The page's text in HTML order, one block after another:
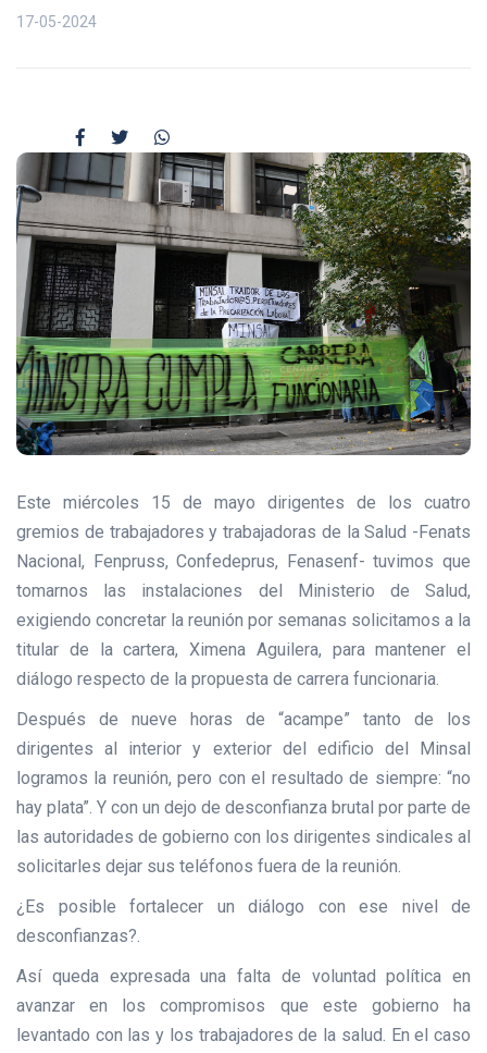
17-05-2024
Este miércoles 15 de mayo dirigentes de los cuatro
gremios de trabajadores y trabajadoras de la Salud -Fenats
Nacional, Fenpruss, Confedeprus, Fenasenf- tuvimos que
tomarnos las instalaciones del Ministerio de Salud,
exigiendo concretar la reunión por semanas solicitamos a la
titular de la cartera, Ximena Aguilera, para mantener el
diálogo respecto de la propuesta de carrera funcionaria.
Después de nueve horas de “acampe” tanto de los
dirigentes al interior y exterior del edificio del Minsal
logramos la reunión, pero con el resultado de siempre: “no
hay plata”. Y con un dejo de desconfianza brutal por parte de
las autoridades de gobierno con los dirigentes sindicales al
solicitarles dejar sus teléfonos fuera de la reunión.
¿Es posible fortalecer un diálogo con ese nivel de
desconfianzas?.
Así queda expresada una falta de voluntad política en
avanzar en los compromisos que este gobierno ha
levantado con las y los trabajadores de la salud. En el caso